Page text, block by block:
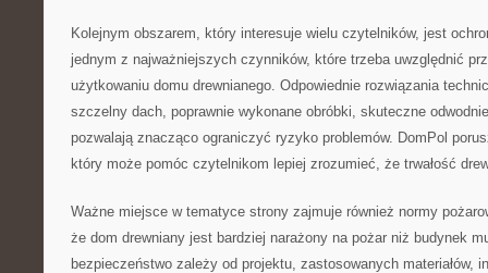
Kolejnym obszarem, który interesuje wielu czytelników, jest
jednym z najważniejszych czynników, które trzeba uwzględnić
użytkowaniu domu drewnianego. Odpowiednie rozwiązania
szczelny dach, poprawnie wykonane obróbki, skuteczne
pozwalają znacząco ograniczyć ryzyko problemów. DomPol
który może pomóc czytelnikom lepiej zrozumieć, że trwałość
Ważne miejsce w tematyce strony zajmuje również normy
że dom drewniany jest bardziej narażony na pożar niż budynek
bezpieczeństwo zależy od projektu, zastosowanych materiałów,